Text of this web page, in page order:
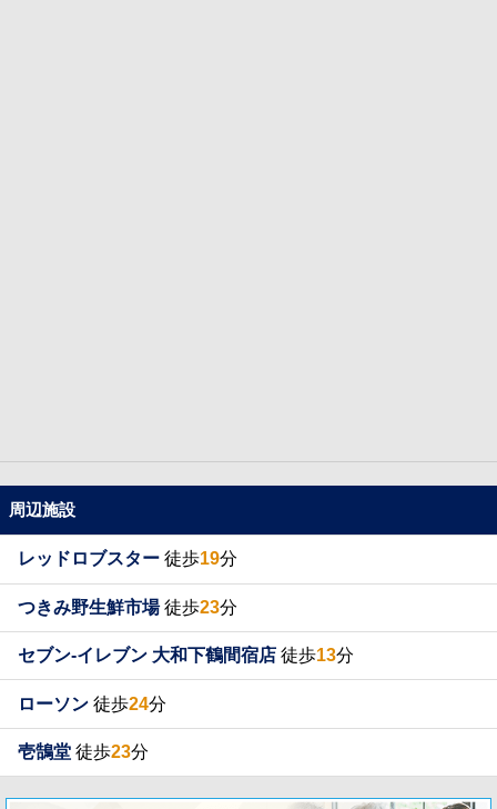
周辺施設
レッドロブスター 徒歩19分
つきみ野生鮮市場徒歩23分
セブン-イレブン 大和下鶴間宿店 徒歩13分
ローソン 徒歩24分
壱鵠堂 徒歩23分